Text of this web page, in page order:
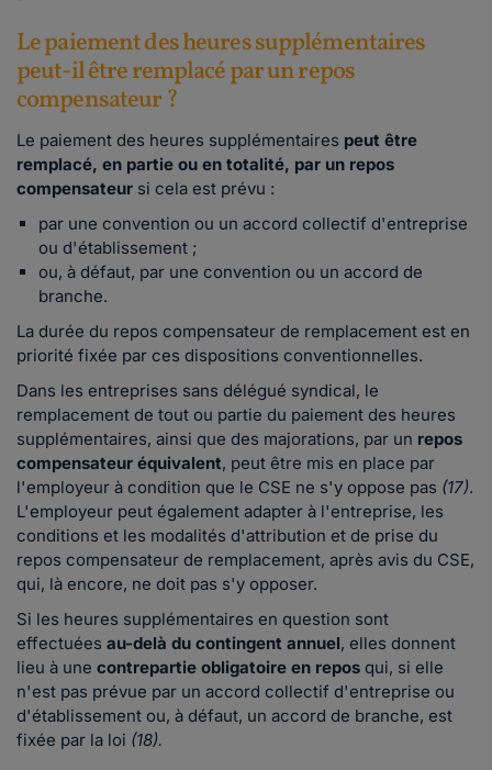
Le paiement des heures supplémentaires
peut-il être remplacé par un repos
compensateur ?
Le paiement des heures supplémentaires peut être
remplacé, en partie ou en totalité, par un repos
compensateur si cela est prévu :
par une convention ou un accord collectif d'entreprise
ou d'établissement ;
ou, à défaut, par une convention ou un accord de
branche.
La durée du repos compensateur de remplacement est en
priorité fixée par ces dispositions conventionnelles.
Dans les entreprises sans délégué syndical, le
remplacement de tout ou partie du paiement des heures
supplémentaires, ainsi que des majorations, par un repos
compensateur équivalent, peut être mis en place par
l'employeur à condition que le CSE ne s'y oppose pas (17).
L'employeur peut également adapter à l'entreprise, les
conditions et les modalités d'attribution et de prise du
repos compensateur de remplacement, après avis du CSE,
qui, là encore, ne doit pas s'y opposer.
Si les heures supplémentaires en question sont
effectuées au-delà du contingent annuel, elles donnent
lieu à une contrepartie obligatoire en repos qui, si elle
n'est pas prévue par un accord collectif d'entreprise ou
d'établissement ou, à défaut, un accord de branche, est
fixée par la loi (18).